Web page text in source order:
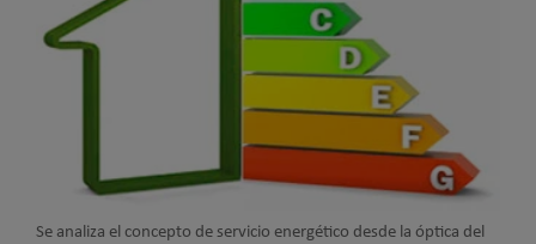
Se analiza el concepto de servicio energético desde la óptica del